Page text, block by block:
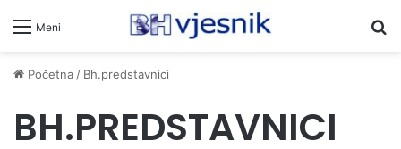
Meni
Početna/ Bh.predstavnici
BH.PREDSTAVNICI